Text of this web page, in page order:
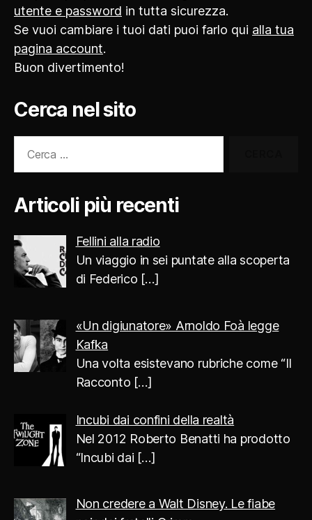
utente e password in tutta sicurezza.
Se vuoi cambiare i tuoi dati puoi farlo qui alla tua
pagina account.
Buon divertimento!
Cerca nel sito
Articoli più recenti
Fellini alla radio
Un viaggio in sei puntate alla scoperta
di Federico […]
«Un digiunatore» Arnoldo Foà legge
Kafka
Una volta esistevano rubriche come “Il
Racconto […]
Incubi dai confini della realtà
Nel 2012 Roberto Benatti ha prodotto
“Incubi dai […]
Non credere a Walt Disney. Le fiabe